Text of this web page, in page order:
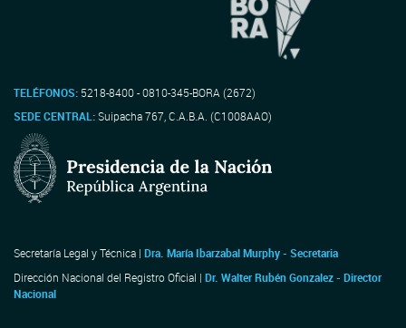
TELÉFONOS: 5218-8400 - 0810-345-BORA (2672)
SEDE CENTRAL:Suipacha 767, C.A.B.A. (C1008AAO)
Secretaría Legal y Técnica | Dra. María Ibarzabal Murphy - Secretaria
Dirección Nacional del Registro Oficial | Dr. Walter Rubén Gonzalez - Director
Nacional